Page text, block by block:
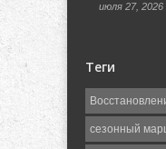
июля 27, 2026
Теги
сезонный